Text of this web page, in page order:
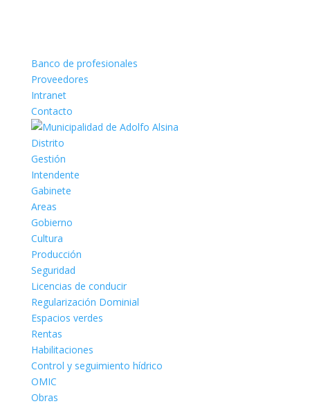
Banco de profesionales
Proveedores
Intranet
Contacto
Distrito
Gestión
Intendente
Gabinete
Areas
Gobierno
Cultura
Producción
Seguridad
Licencias de conducir
Regularización Dominial
Espacios verdes
Rentas
Habilitaciones
Control y seguimiento hídrico
OMIC
Obras